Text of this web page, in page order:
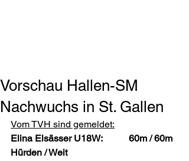
Vorschau Hallen-SM
Nachwuchs in St. Gallen
Vom TVH sind gemeldet:
Elina Elsässer U18W:   	60m / 60m
Hürden / Weit